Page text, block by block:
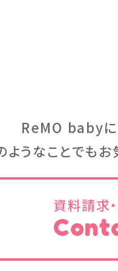
ReMO babyに
ようなことでも
資料請求